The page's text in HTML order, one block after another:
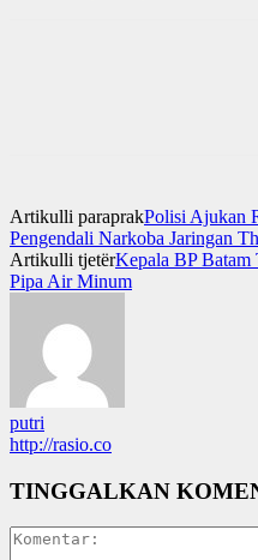
Artikulli paraprakPolisi Ajukan
Pengendali Narkoba Jaringan
Artikulli tjetërKepala BP Batam
Pipa Air Minum
putri
http://rasio.co
TINGGALKAN